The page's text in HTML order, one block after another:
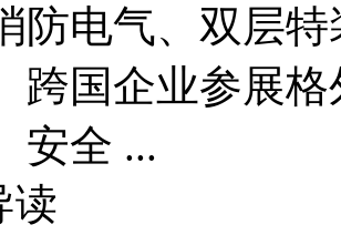
防电气、双层
跨国企业参展
安全 ...
读